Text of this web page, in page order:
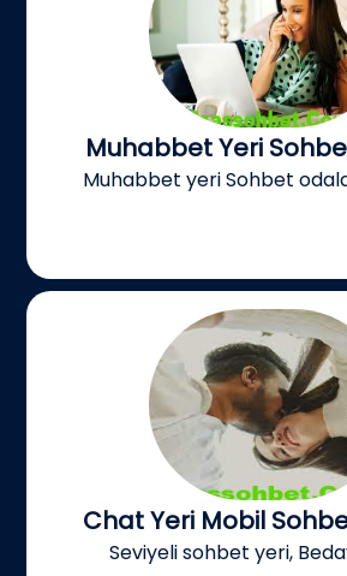
Muhabbet Yeri
Muhabbet yeri Sohbet
Chat Yeri Mobil
Seviyeli sohbet yeri,